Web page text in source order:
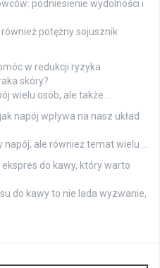
podniesienie wydolności i
potężny sojusznik
w redukcji ryzyka
skóry?
wielu osób, ale także …
napój wpływa na nasz układ
ale również temat wielu …
do kawy, który warto
do kawy to nie lada wyzwanie,